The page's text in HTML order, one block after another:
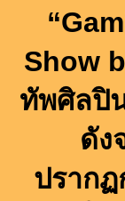
Show
ทัพศิลปิ
ดัง
ปราก